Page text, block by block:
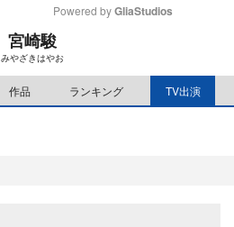
e
Powered by GliaStudios
宮崎駿
みやざきはやお
作品 ランキング TV出演